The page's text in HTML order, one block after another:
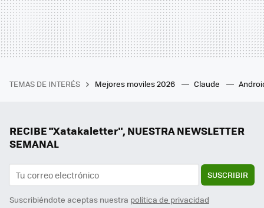
TEMAS DE INTERÉS Mejores moviles 2026 Claude
RECIBE "Xatakaletter", NUESTRA NEWSLETTER
SEMANAL
SUSCRIBIR
Suscribiéndote aceptas nuestra política de privacidad